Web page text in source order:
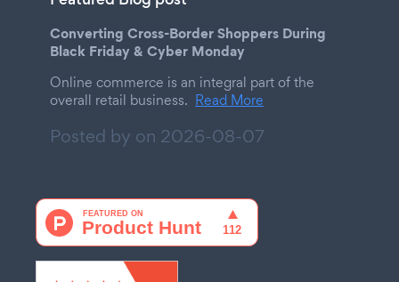
Converting Cross-Border Shoppers During
Black Friday & Cyber Monday
Online commerce is an integral part of the
overall retail business. Read More
Posted by on 2026-08-07